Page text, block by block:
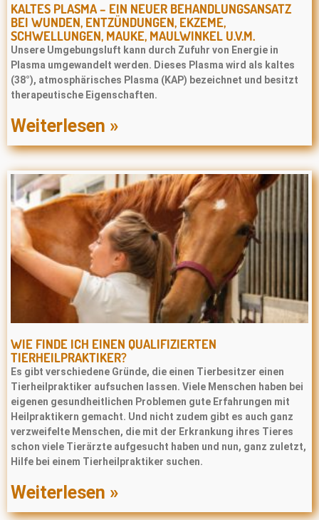
KALTES PLASMA – EIN NEUER BEHANDLUNGSANSATZ
BEI WUNDEN, ENTZÜNDUNGEN, EKZEME,
SCHWELLUNGEN, MAUKE, MAULWINKEL U.V.M.
Unsere Umgebungsluft kann durch Zufuhr von Energie in
Plasma umgewandelt werden. Dieses Plasma wird als kaltes
(38°), atmosphärisches Plasma (KAP) bezeichnet und besitzt
therapeutische Eigenschaften.
Weiterlesen »
WIE FINDE ICH EINEN QUALIFIZIERTEN
TIERHEILPRAKTIKER?
Es gibt verschiedene Gründe, die einen Tierbesitzer einen
Tierheilpraktiker aufsuchen lassen. Viele Menschen haben bei
eigenen gesundheitlichen Problemen gute Erfahrungen mit
Heilpraktikern gemacht. Und nicht zudem gibt es auch ganz
verzweifelte Menschen, die mit der Erkrankung ihres Tieres
schon viele Tierärzte aufgesucht haben und nun, ganz zuletzt,
Hilfe bei einem Tierheilpraktiker suchen.
Weiterlesen »